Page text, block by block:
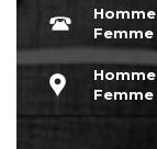
Homme
Femme
Homme
Femme